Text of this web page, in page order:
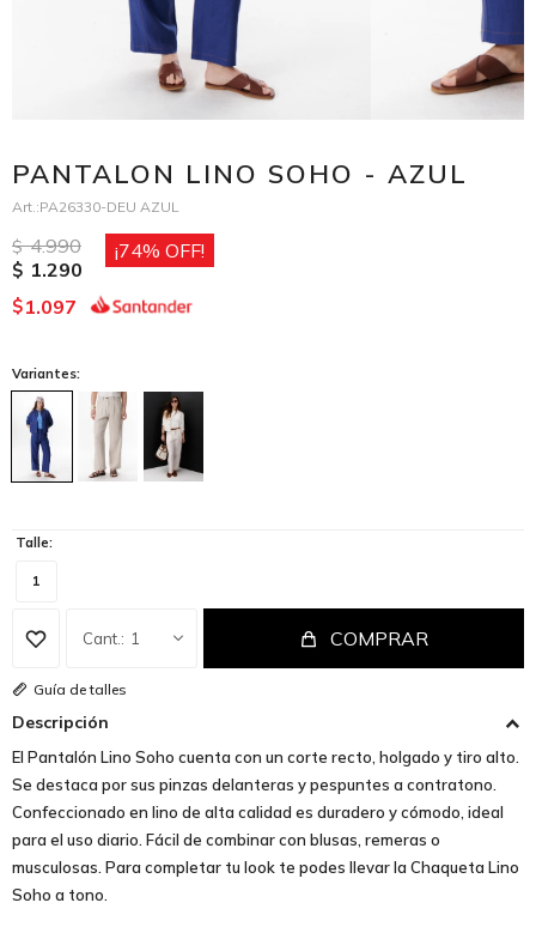
PANTALON LINO SOHO - AZUL
PA26330-DEU AZUL
$ 4.990
$ 1.290
74
$1.097
Variantes:
Talle:
1
1 COMPRAR
Guía de talles
Descripción
El Pantalón Lino Soho cuenta con un corte recto, holgado y tiro alto.
Se destaca por sus pinzas delanteras y pespuntes a contratono.
Confeccionado en lino de alta calidad es duradero y cómodo, ideal
para el uso diario. Fácil de combinar con blusas, remeras o
musculosas. Para completar tu look te podes llevar la Chaqueta Lino
Soho a tono.